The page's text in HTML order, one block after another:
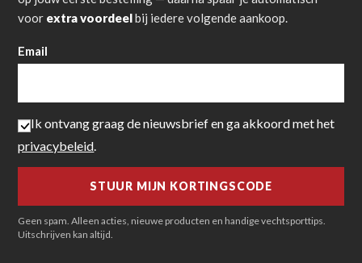
voor extra voordeelbij iedere volgende aankoop.
Email
Ik ontvang graag de nieuwsbrief en ga akkoord met het
privacybeleid.
Geen spam. Alleen acties, nieuwe producten en handige vechtsporttips.
Uitschrijven kan altijd.